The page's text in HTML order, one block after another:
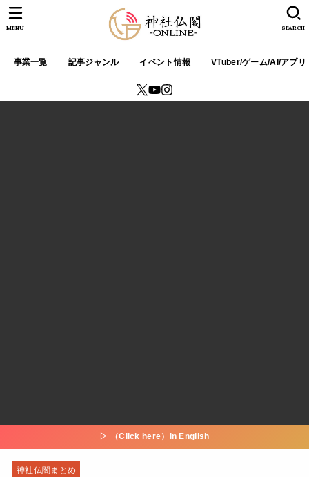
事業一覧 記事ジャンル イベント情報 VTuber/ゲーム/AI/アプリ
SEARCH
MENU
▷ （Click here）in English
神社仏閣まとめ